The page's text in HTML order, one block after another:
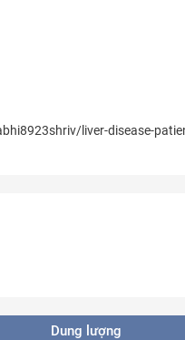
liver-disease-
Dung lượng